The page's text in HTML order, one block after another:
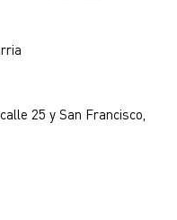
25 y San Francisco,